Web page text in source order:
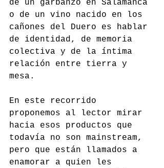
de un garbanzo en Salamanca
o de un vino nacido en los
cañones del Duero es hablar
de identidad, de memoria
colectiva y de la íntima
relación entre tierra y
mesa.
En este recorrido
proponemos al lector mirar
hacia esos productos que
todavía no son mainstream,
pero que están llamados a
enamorar a quien les